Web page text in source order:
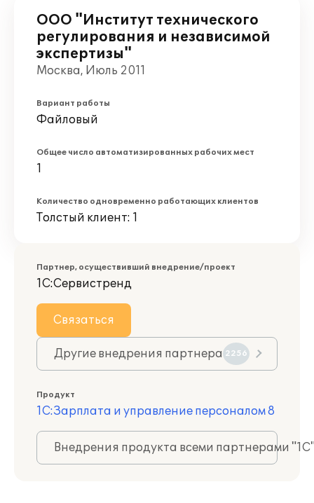
ООО "Институт технического
регулирования и независимой
экспертизы"
Москва, Июль 2011
Вариант работы
Файловый
Общее число автоматизированных рабочих мест
1
Количество одновременно работающих клиентов
Толстый клиент: 1
Партнер, осуществивший внедрение/проект
1С:Сервистренд
Связаться
Другие внедрения партнера 2256
Продукт
1С:Зарплата и управление персоналом 8
Внедрения продукта всеми партнерами